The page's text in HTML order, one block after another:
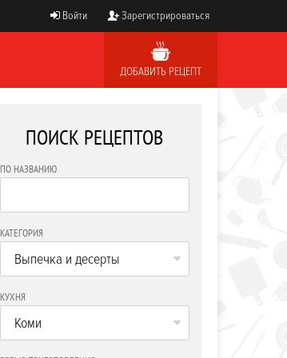
Войти Зарегистрироваться
ДОБАВИТЬ РЕЦЕПТ
ПОИСК РЕЦЕПТОВ
ПО НАЗВАНИЮ
КАТЕГОРИЯ
Выпечка и десерты
КУХНЯ
Коми